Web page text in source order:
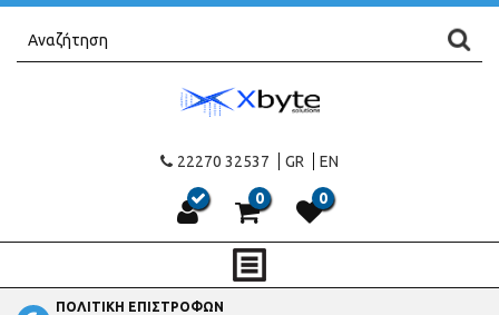
22270 32537 GR EN
0 0
ΠΟΛΙΤΙΚΗ ΕΠΙΣΤΡΟΦΩΝ